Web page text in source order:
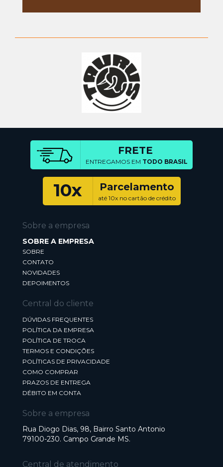
FRETE
ENTREGAMOS EM TODO BRASIL
10x Parcelamento
até 10x no cartão de crédito
Sobre a empresa
SOBRE A EMPRESA
SOBRE
CONTATO
NOVIDADES
DEPOIMENTOS
Central do cliente
DÚVIDAS FREQUENTES
POLÍTICA DA EMPRESA
POLÍTICA DE TROCA
TERMOS E CONDIÇÕES
POLÍTICAS DE PRIVACIDADE
COMO COMPRAR
PRAZOS DE ENTREGA
DÉBITO EM CONTA
Sobre a empresa
Rua Diogo Dias, 98, Bairro Santo Antonio
79100-230. Campo Grande MS.
Central de atendimento